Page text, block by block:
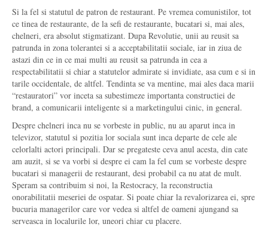
Si la fel si statutul de patron de restaurant. Pe vremea comunistilor, tot
ce tinea de restaurante, de la sefi de restaurante, bucatari si, mai ales,
chelneri, era absolut stigmatizant. Dupa Revolutie, unii au reusit sa
patrunda in zona tolerantei si a acceptabilitatii sociale, iar in ziua de
astazi din ce in ce mai multi au reusit sa patrunda in cea a
respectabilitatii si chiar a statutelor admirate si invidiate, asa cum e si in
tarile occidentale, de altfel. Tendinta se va mentine, mai ales daca marii
“restauratori” vor inceta sa subestimeze importanta constructiei de
brand, a comunicarii inteligente si a marketingului cinic, in general.
Despre chelneri inca nu se vorbeste in public, nu au aparut inca in
televizor, statutul si pozitia lor sociala sunt inca departe de cele ale
celorlalti actori principali. Dar se pregateste ceva anul acesta, din cate
am auzit, si se va vorbi si despre ei cam la fel cum se vorbeste despre
bucatari si managerii de restaurant, desi probabil ca nu atat de mult.
Speram sa contribuim si noi, la Restocracy, la reconstructia
onorabilitatii meseriei de ospatar. Si poate chiar la revalorizarea ei, spre
bucuria managerilor care vor vedea si altfel de oameni ajungand sa
serveasca in localurile lor, uneori chiar cu placere.